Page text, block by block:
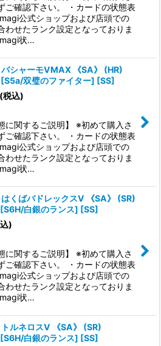
ご確認下さい。 ・カードの状態表
公式ショップおよび店頭での
わせたランク設定となっておりま
状…
バシャーモVMAX 《SA》 (HR)
双璧のファイター] [SS]
(税込)
に関するご説明】 ※初めて購入さ
ご確認下さい。 ・カードの状態表
公式ショップおよび店頭での
わせたランク設定となっておりま
状…
はくばバドレックスV 《SA》 (SR)
白銀のランス] [SS]
)
に関するご説明】 ※初めて購入さ
ご確認下さい。 ・カードの状態表
公式ショップおよび店頭での
わせたランク設定となっておりま
状…
トルネロスV 《SA》 (SR)
白銀のランス] [SS]